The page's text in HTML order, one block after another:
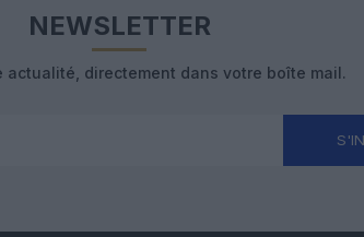
NEWSLETTER
actualité, directement dans votre boîte mail.